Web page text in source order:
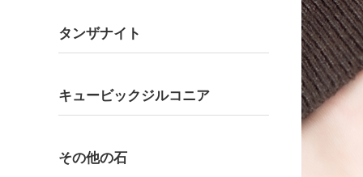
タンザナイト
キュービックジルコニア
その他の石